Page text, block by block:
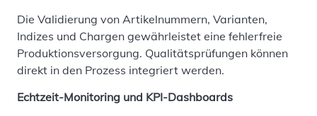
Die Validierung von Artikelnummern, Varianten,
Indizes und Chargen gewährleistet eine fehlerfreie
Produktionsversorgung. Qualitätsprüfungen können
direkt in den Prozess integriert werden.
Echtzeit-Monitoring und KPI-Dashboards